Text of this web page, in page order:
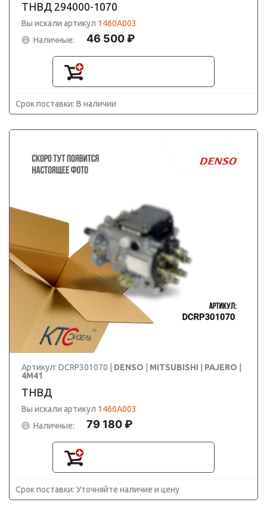
ТНВД 294000-1070
Вы искали артикул 1460A003
Наличные:
46 500 ₽
Срок поставки: В наличии
Артикул: DCRP301070 | DENSO MITSUBISHI PAJERO
4M41
ТНВД
Вы искали артикул 1460A003
Наличные:
79 180 ₽
Срок поставки: Уточняйте наличие и цену